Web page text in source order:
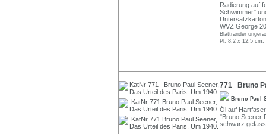
Radierung auf
Schwimmer"
WVZ George
Blattränder
Pl. 8,2 x 12,5
771 Bruno
Bruno Paul
Öl auf
"Bruno Seener
schwarz